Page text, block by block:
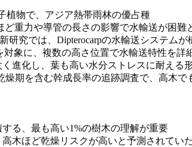
植物で、アジア熱帯雨林の優占種
重力や導管の長さの影響で水輸送が困
研究では、Dipterocarpの水輸送システム
対象に、複数の高さ位置で水輸送特性を詳
進化し、葉も高い水分ストレスに耐える
燥期を含む幹成長率の追跡調査で、高木
る、最も高い1%の樹木の理解が重要
木ほど乾燥リスクが高いと予測されてい